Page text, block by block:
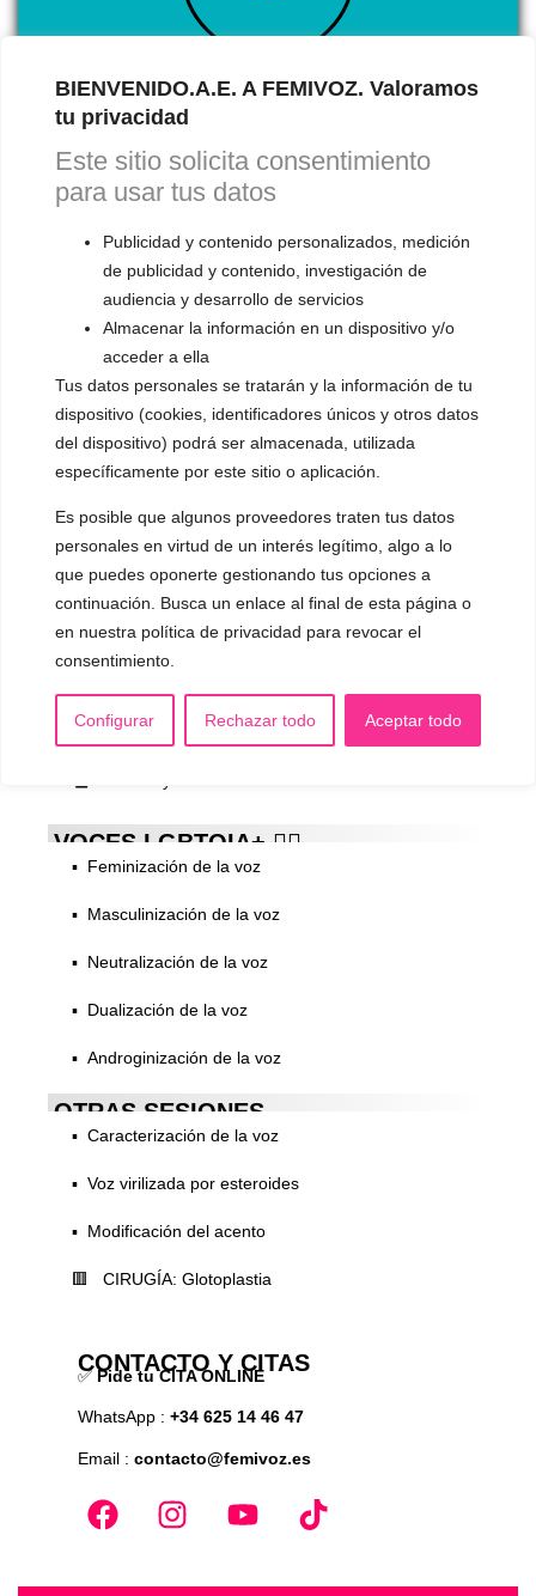
BIENVENIDO.A.E. A FEMIVOZ. Valoramos
tu privacidad
Este sitio solicita consentimiento
para usar tus datos
Publicidad y contenido personalizados, medición
de publicidad y contenido, investigación de
audiencia y desarrollo de servicios
Almacenar la información en un dispositivo y/o
acceder a ella
Tus datos personales se tratarán y la información de tu
dispositivo (cookies, identificadores únicos y otros datos
del dispositivo) podrá ser almacenada, utilizada
específicamente por este sitio o aplicación.
Es posible que algunos proveedores traten tus datos
personales en virtud de un interés legítimo, algo a lo
que puedes oponerte gestionando tus opciones a
continuación. Busca un enlace al final de esta página o
en nuestra política de privacidad para revocar el
consentimiento.
Configurar Rechazar todo Aceptar todo
CALENDARIO
ONLINE
En esta primera cita, evaluará tu voz,
te explicará cómo funciona el entrenamiento
vocal y responderá a todas tus preguntas.
INFORMACIÓN
¿Quién es Mariela Astudillo?
💰 Precios y Bonos
❓ Preguntas Frecuentes
VOCES LGBTQIA+ 🏳️‍🌈
▪️ Feminización de la voz
▪️ Masculinización de la voz
▪️ Neutralización de la voz
▪️ Dualización de la voz
▪️ Androginización de la voz
OTRAS SESIONES
▪️ Caracterización de la voz
▪️ Voz virilizada por esteroides
▪️ Modificación del acento
🟥 CIRUGÍA: Glotoplastia
CONTACTO Y CITAS
✅ Pide tu CITA ONLINE
WhatsApp : +34 625 14 46 47
Email : contacto@femivoz.es